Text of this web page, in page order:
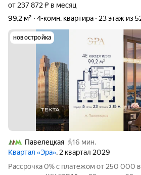
от 237 872 ₽ в месяц
99,2 м²
4-комн. квартира 23 этаж из
новостройка
Павелецкая
16 мин.
Квартал «Эра», 2 квартал 2029
Рассрочка 0% с платежом от 250 000 в месяц. 4-комн.